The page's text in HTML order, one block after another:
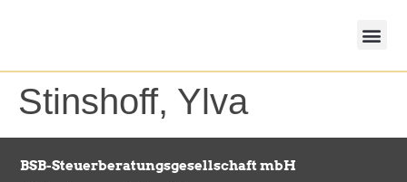
Stinshoff, Ylva
BSB-Steuerberatungsgesellschaft mbH